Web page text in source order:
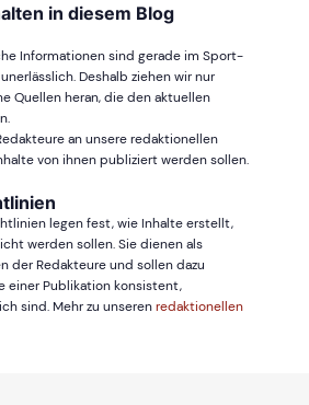
in diesem Blog
Informationen sind gerade im Sport-
Deshalb ziehen wir nur
Quellen heran, die den aktuellen
an unsere redaktionellen
von ihnen publiziert werden sollen.
legen fest, wie Inhalte erstellt,
werden sollen. Sie dienen als
der Redakteure und sollen dazu
einer Publikation konsistent,
sind. Mehr zu unserenredaktionellen